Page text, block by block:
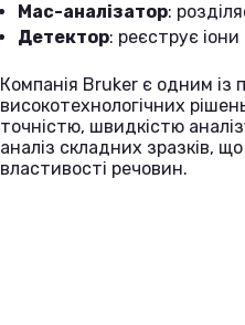
Мас-аналізатор:
Детектор: реєструє
Компанія Bruker є одним із
високотехнологічних
точністю, швидкістю
аналіз складних зразків,
властивості речовин.